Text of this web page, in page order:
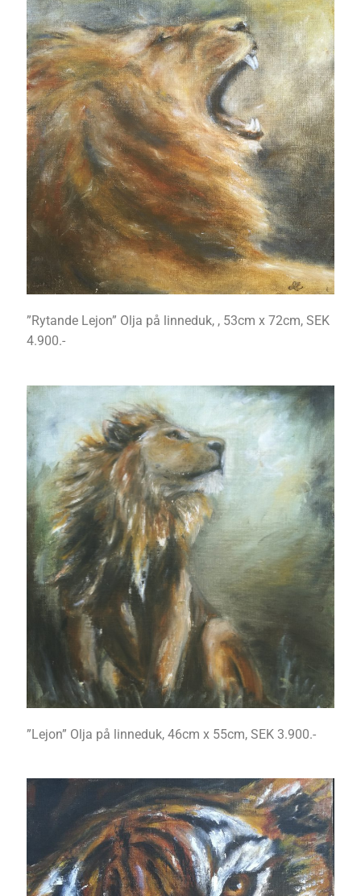
”Rytande Lejon” Olja på linneduk, , 53cm x 72cm, SEK
4.900.-
”Lejon” Olja på linneduk, 46cm x 55cm, SEK 3.900.-